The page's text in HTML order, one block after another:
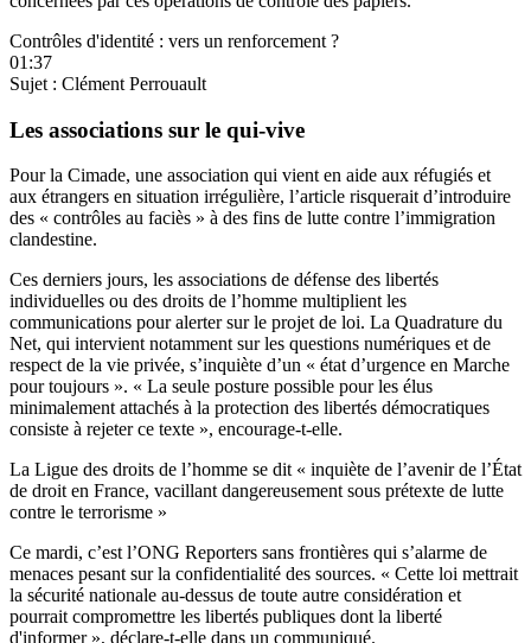
Contrôles d'identité : vers un renforcement ?
01:37
Sujet : Clément Perrouault
Les associations sur le qui-vive
Pour la Cimade, une association qui vient en aide aux réfugiés et
aux étrangers en situation irrégulière, l’article risquerait d’introduire
des « contrôles au faciès » à des fins de lutte contre l’immigration
clandestine.
Ces derniers jours, les associations de défense des libertés
individuelles ou des droits de l’homme multiplient les
communications pour alerter sur le projet de loi. La Quadrature du
Net, qui intervient notamment sur les questions numériques et de
respect de la vie privée, s’inquiète d’un « état d’urgence en Marche
pour toujours ». « La seule posture possible pour les élus
minimalement attachés à la protection des libertés démocratiques
consiste à rejeter ce texte », encourage-t-elle.
La Ligue des droits de l’homme se dit « inquiète de l’avenir de l’État
de droit en France, vacillant dangereusement sous prétexte de lutte
contre le terrorisme »
Ce mardi, c’est l’ONG Reporters sans frontières qui s’alarme de
menaces pesant sur la confidentialité des sources. « Cette loi mettrait
la sécurité nationale au-dessus de toute autre considération et
pourrait compromettre les libertés publiques dont la liberté
d'informer », déclare-t-elle dans un communiqué.